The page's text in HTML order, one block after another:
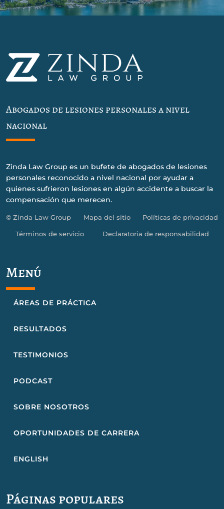
Abogados de lesiones personales a nivel
nacional
Zinda Law Group es un bufete de abogados de lesiones
personales reconocido a nivel nacional por ayudar a
quienes sufrieron lesiones en algún accidente a buscar la
compensación que merecen.
© Zinda Law Group Mapa del sitio Políticas de privacidad
Términos de servicio Declaratoria de responsabilidad
Menú
ÁREAS DE PRÁCTICA
RESULTADOS
TESTIMONIOS
PODCAST
SOBRE NOSOTROS
OPORTUNIDADES DE CARRERA
ENGLISH
Páginas populares